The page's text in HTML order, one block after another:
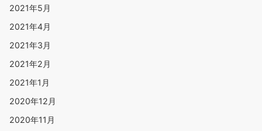
2021年5月
2021年4月
2021年3月
2021年2月
2021年1月
2020年12月
2020年11月